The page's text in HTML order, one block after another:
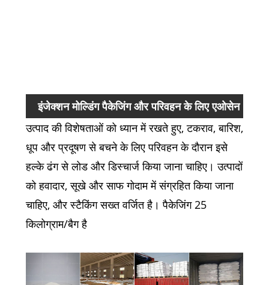
इंजेक्शन मोल्डिंग पैकेजिंग और परिवहन के लिए एओसेन
पॉलीप्रोपाइलीन होमोपॉलीमर
उत्पाद की विशेषताओं को ध्यान में रखते हुए, टकराव, बारिश,
धूप और प्रदूषण से बचने के लिए परिवहन के दौरान इसे
हल्के ढंग से लोड और डिस्चार्ज किया जाना चाहिए। उत्पादों
को हवादार, सूखे और साफ गोदाम में संग्रहित किया जाना
चाहिए, और स्टैकिंग सख्त वर्जित है। पैकेजिंग 25
किलोग्राम/बैग है